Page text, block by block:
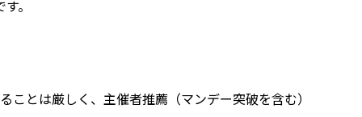
。
とは厳しく、主催者推薦（マンデー突破を含む）